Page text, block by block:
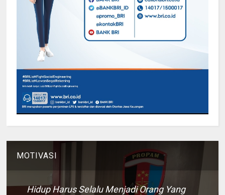
MOTIVASI
Hidup Harus Selalu Menjadi Orang Yang